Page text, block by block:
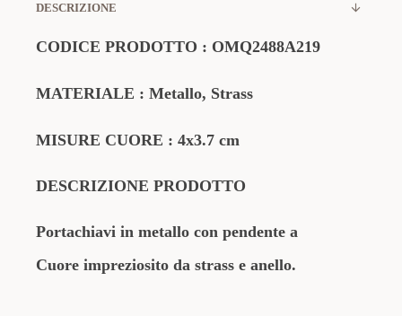
DESCRIZIONE
CODICE PRODOTTO : OMQ2488A219
MATERIALE : Metallo, Strass
MISURE CUORE : 4x3.7 cm
DESCRIZIONE PRODOTTO
Portachiavi in metallo con pendente a
Cuore impreziosito da strass e anello.